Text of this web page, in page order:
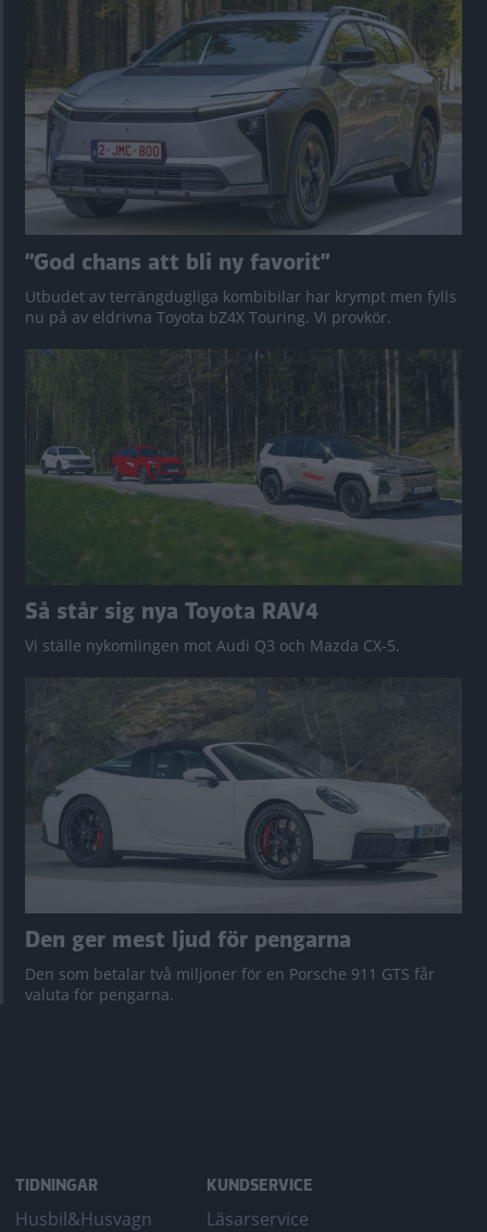
”God chans att bli ny favorit”
Utbudet av terrängdugliga kombibilar har krympt men fylls
nu på av eldrivna Toyota bZ4X Touring. Vi provkör.
Så står sig nya Toyota RAV4
Vi ställe nykomlingen mot Audi Q3 och Mazda CX-5.
Den ger mest ljud för pengarna
Den som betalar två miljoner för en Porsche 911 GTS får
valuta för pengarna.
TIDNINGAR
Husbil&Husvagn
KUNDSERVICE
Läsarservice